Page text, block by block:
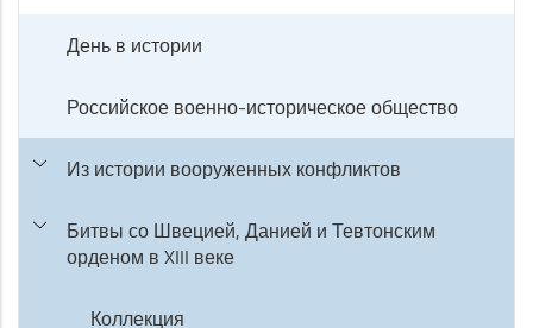
День в истории
Российское военно-историческое общество
Из истории вооруженных конфликтов
Битвы со Швецией, Данией и Тевтонским
орденом в XIII веке
Коллекция